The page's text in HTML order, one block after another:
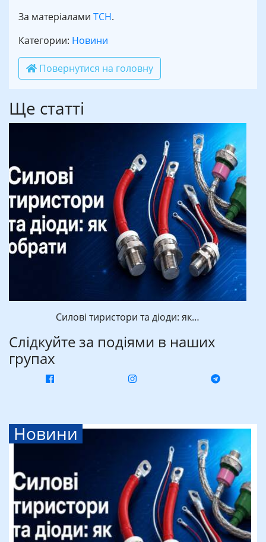
За матеріалами ТСН.
Категории: Новини
Повернутися на головну
Ще статті
Силові тиристори та діоди: як…
Слідкуйте за подіями в наших
групах
Новини